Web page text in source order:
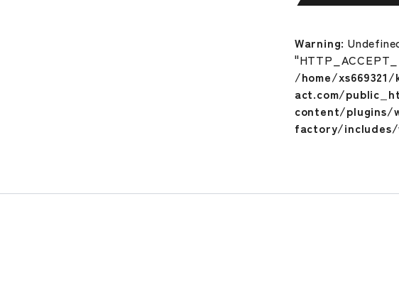
ア
セ
サ
リ
ー
カ
ラ
き
Warning:
/home/
act.com/
content/plugins/
factory/